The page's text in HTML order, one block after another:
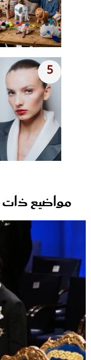
5
مواضيع